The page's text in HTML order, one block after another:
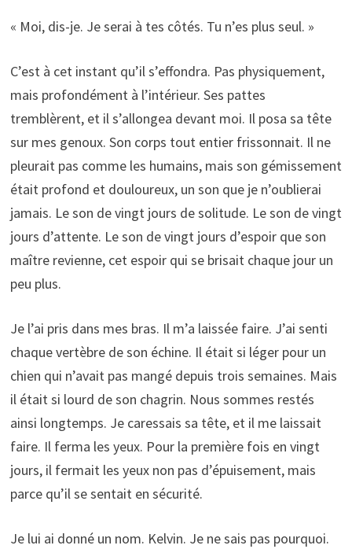
« Moi, dis-je. Je serai à tes côtés. Tu n’es plus seul. »
C’est à cet instant qu’il s’effondra. Pas physiquement,
mais profondément à l’intérieur. Ses pattes
tremblèrent, et il s’allongea devant moi. Il posa sa tête
sur mes genoux. Son corps tout entier frissonnait. Il ne
pleurait pas comme les humains, mais son gémissement
était profond et douloureux, un son que je n’oublierai
jamais. Le son de vingt jours de solitude. Le son de vingt
jours d’attente. Le son de vingt jours d’espoir que son
maître revienne, cet espoir qui se brisait chaque jour un
peu plus.
Je l’ai pris dans mes bras. Il m’a laissée faire. J’ai senti
chaque vertèbre de son échine. Il était si léger pour un
chien qui n’avait pas mangé depuis trois semaines. Mais
il était si lourd de son chagrin. Nous sommes restés
ainsi longtemps. Je caressais sa tête, et il me laissait
faire. Il ferma les yeux. Pour la première fois en vingt
jours, il fermait les yeux non pas d’épuisement, mais
parce qu’il se sentait en sécurité.
Je lui ai donné un nom. Kelvin. Je ne sais pas pourquoi.